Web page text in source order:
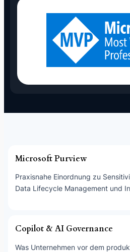
Microsoft Purview
Praxisnahe Einordnung zu
Data Lifecycle Management und
Copilot & AI Governance
Was Unternehmen vor dem